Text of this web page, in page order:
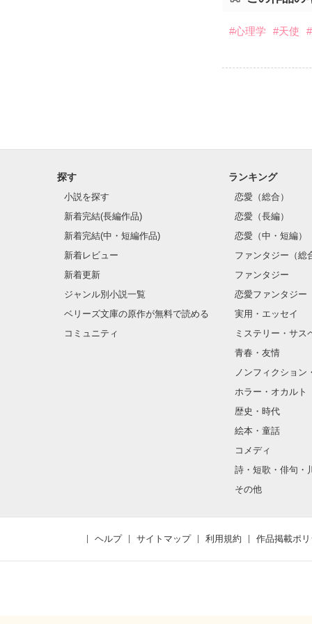
#心理学 #天使
探す
小説を探す
新着完結(長編作品)
新着完結(中・短編作品)
新着レビュー
新着更新
ジャンル別小説一覧
ベリーズ文庫の原作が無料で読める
コミュニティ
ランキング
恋愛（総合）
恋愛（長編）
恋愛（中・短編）
ファンタジー（総
ファンタジー
恋愛ファンタジー
実用・エッセイ
ミステリー・サス
青春・友情
ノンフィクション
ホラー・オカルト
歴史・時代
絵本・童話
コメディ
詩・短歌・俳句・
その他
ヘルプ サイトマップ 利用規約 作品掲載ポリ